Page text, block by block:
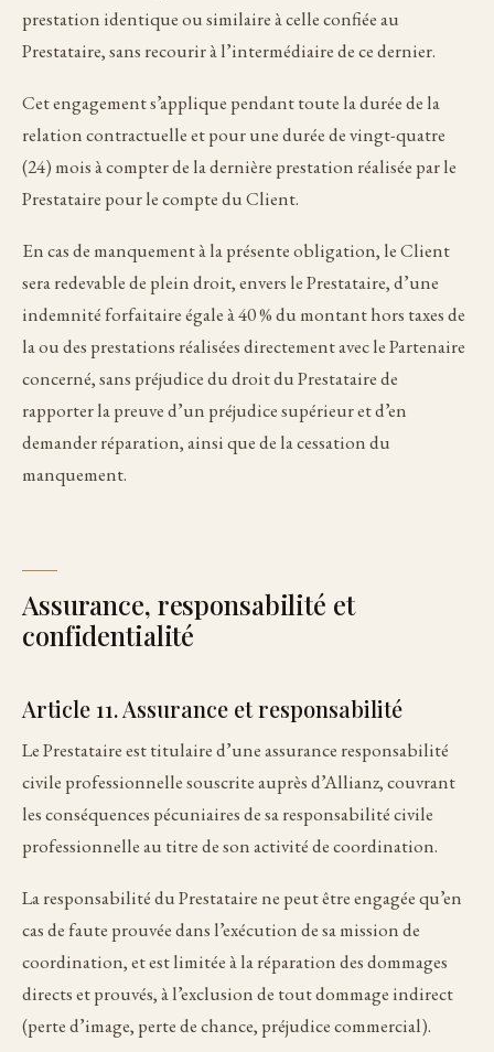
prestation identique ou similaire à celle confiée au
Prestataire, sans recourir à l’intermédiaire de ce dernier.
Cet engagement s’applique pendant toute la durée de la
relation contractuelle et pour une durée de vingt-quatre
(24) mois à compter de la dernière prestation réalisée par le
Prestataire pour le compte du Client.
En cas de manquement à la présente obligation, le Client
sera redevable de plein droit, envers le Prestataire, d’une
indemnité forfaitaire égale à 40 % du montant hors taxes de
la ou des prestations réalisées directement avec le Partenaire
concerné, sans préjudice du droit du Prestataire de
rapporter la preuve d’un préjudice supérieur et d’en
demander réparation, ainsi que de la cessation du
manquement.
Assurance, responsabilité et
confidentialité
Article 11. Assurance et responsabilité
Le Prestataire est titulaire d’une assurance responsabilité
civile professionnelle souscrite auprès d’Allianz, couvrant
les conséquences pécuniaires de sa responsabilité civile
professionnelle au titre de son activité de coordination.
La responsabilité du Prestataire ne peut être engagée qu’en
cas de faute prouvée dans l’exécution de sa mission de
coordination, et est limitée à la réparation des dommages
directs et prouvés, à l’exclusion de tout dommage indirect
(perte d’image, perte de chance, préjudice commercial).